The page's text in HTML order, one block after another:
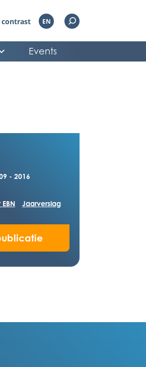
contrast EN
Events
- 2016
Jaarverslag